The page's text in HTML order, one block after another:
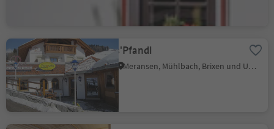
s'Pfandl
Meransen, Mühlbach, Brixen und Umgebung